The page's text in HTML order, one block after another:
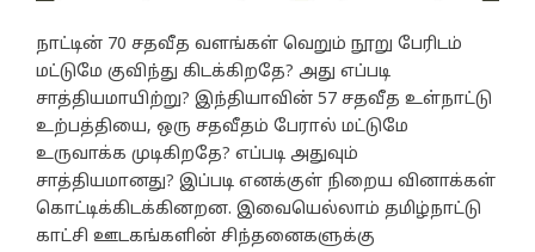
நாட்டின் 70 சதவீத வளங்கள் வெறும் நூறு பேரிடம்
மட்டுமே குவிந்து கிடக்கிறதே? அது எப்படி
சாத்தியமாயிற்று? இந்தியாவின் 57 சதவீத உள்நாட்டு
உற்பத்தியை, ஒரு சதவீதம் பேரால் மட்டுமே
உருவாக்க முடிகிறதே? எப்படி அதுவும்
சாத்தியமானது? இப்படி எனக்குள் நிறைய வினாக்கள்
கொட்டிக்கிடக்கினறன. இவையெல்லாம் தமிழ்நாட்டு
காட்சி ஊடகங்களின் சிந்தனைகளுக்கு